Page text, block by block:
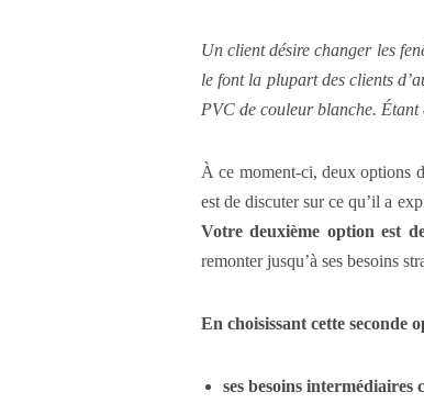
Un client désire changer les
le font la plupart des clients
PVC de couleur blanche. Étant
À ce moment-ci, deux options
est de discuter sur ce qu’il a
Votre deuxième option est
remonter jusqu’à ses besoins
En choisissant cette seconde
ses besoins intermédiaires